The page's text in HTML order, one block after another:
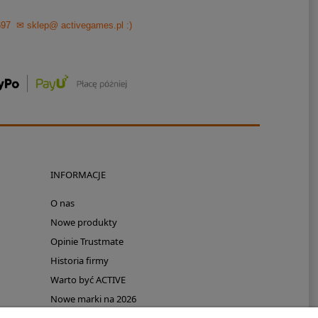
✉ sklep@ activegames.pl :)
INFORMACJE
O nas
Nowe produkty
Opinie Trustmate
Historia firmy
Warto być ACTIVE
Nowe marki na 2026